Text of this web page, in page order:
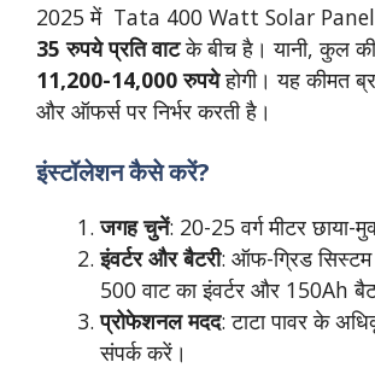
2025 में Tata 400 Watt Solar Panel
35 रुपये प्रति वाटके बीच है। यानी, कुल
11,200-14,000 रुपयेहोगी। यह कीमत
और ऑफर्स पर निर्भर करती है।
इंस्टॉलेशन कैसे करें?
जगह चुनें: 20-25 वर्ग मीटर छाया-
इंवर्टर और बैटरी: ऑफ-ग्रिड
500 वाट का इंवर्टर और 150Ah
प्रोफेशनल मदद: टाटा पावर के
संपर्क करें।